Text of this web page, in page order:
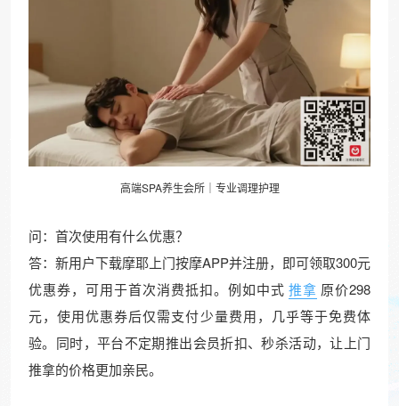
高端SPA养生会所｜专业调理护理
问：首次使用有什么优惠？
答：新用户下载摩耶上门按摩APP并注册，即可领取300元
优惠券，可用于首次消费抵扣。例如中式 推拿 原价298
元，使用优惠券后仅需支付少量费用，几乎等于免费体
验。同时，平台不定期推出会员折扣、秒杀活动，让上门
推拿的价格更加亲民。